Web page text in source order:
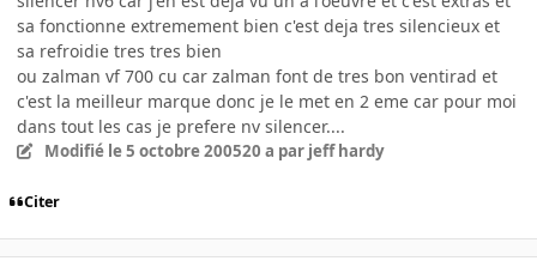
sa fonctionne extremement bien c'est deja tres silencieux et
sa refroidie tres tres bien
ou zalman vf 700 cu car zalman font de tres bon ventirad et
c'est la meilleur marque donc je le met en 2 eme car pour moi
dans tout les cas je prefere nv silencer....
Modifié le 5 octobre 200520 a par jeff hardy
Citer